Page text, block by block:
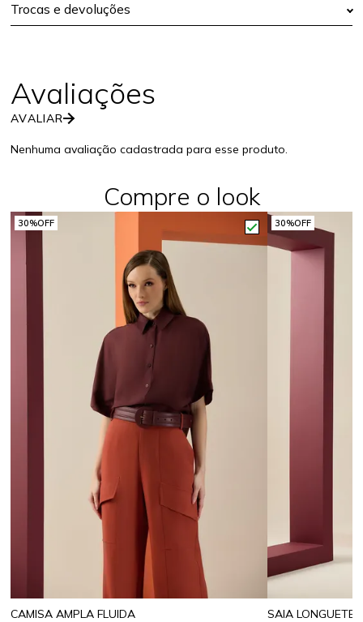
Trocas e devoluções
AVALIAR
Nenhuma avaliação cadastrada para esse produto.
Compre o look
30%OFF
CAMISA AMPLA FLUIDA
30%OFF
SAIA LONGUETE